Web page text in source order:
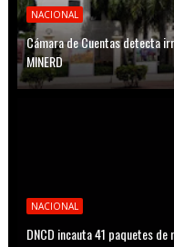
NACIONAL
Cámara de Cuentas detecta
MINERD
NACIONAL
DNCD incauta 41 paquetes